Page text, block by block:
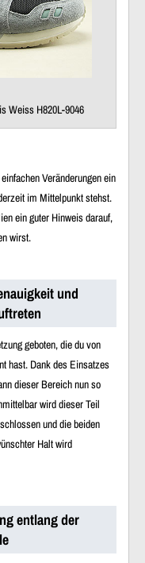
Weiss H820L-9046
Veränderungen ein
im Mittelpunkt stehst.
ein guter Hinweis darauf,
wirst.
und
geboten, die du von
hast. Dank des Einsatzes
dieser Bereich nun so
wird dieser Teil
und die beiden
Halt wird
entlang der